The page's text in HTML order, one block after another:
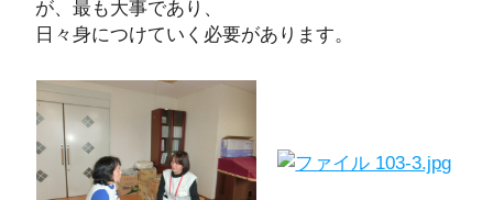
が、最も大事であり、
日々身につけていく必要があります。